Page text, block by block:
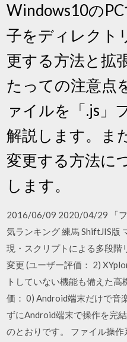
Windows10の
子をディレクト
更する方法と拡
たっての注意点
ァイルを「.js」
解説します。ま
変更する方法に
します。
2016/06/09 2020/04/29 「フ
気ランキング 練馬 ShiftJIS版
現・スクリプトによる多段階
変更 (ユーザー評価： 2)
トしていない機能も備えた
価： 0) Android端末だけで音
ずにAndroid端末で操作を完
のとおりです。 ファイル操